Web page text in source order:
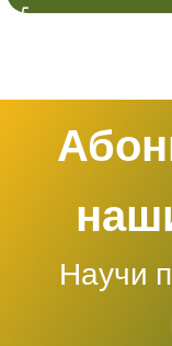
Научи